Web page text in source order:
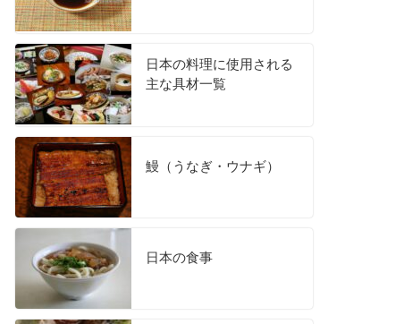
日本の料理に使用される
主な具材一覧
鰻（うなぎ・ウナギ）
日本の食事